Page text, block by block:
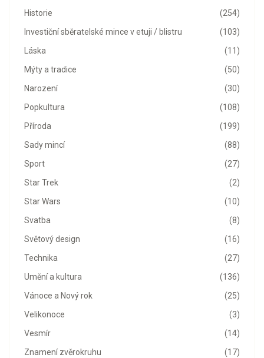
(254)
Historie
(103)
Investiční sběratelské mince v etuji / blistru
(11)
Láska
(50)
Mýty a tradice
(30)
Narození
(108)
Popkultura
(199)
Příroda
(88)
Sady mincí
(27)
Sport
(2)
Star Trek
(10)
Star Wars
(8)
Svatba
(16)
Světový design
(27)
Technika
(136)
Umění a kultura
(25)
Vánoce a Nový rok
(3)
Velikonoce
(14)
Vesmír
(17)
Znamení zvěrokruhu